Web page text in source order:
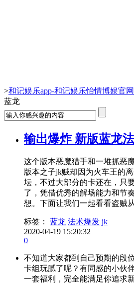
>和记娱乐app-和记娱乐怡情博娱官网
蓝龙
输出爆炸 新版蓝龙
这个版本恶魔猎手和一堆抓恶
版本之子jk贼却因为火车王的
坛，不过大部分的卡还在，只
了，凭借优秀的解场能力和节
想。下面让我们一起看看盗贼
标签： 蓝龙 法术爆发 jk
2020-04-19 15:20:32
0
不知道大家都到自己预期的段
卡组玩腻了呢？有同感的小伙
一套福利，完全能满足你追求